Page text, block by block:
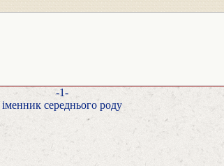
-1-
іменник середнього роду